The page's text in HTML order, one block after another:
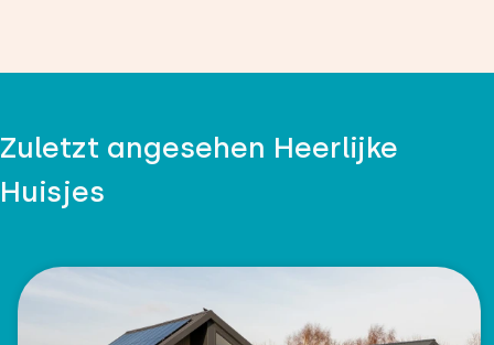
Zuletzt angesehen Heerlijke
Huisjes